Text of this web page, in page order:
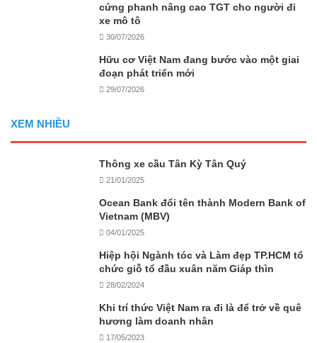
cứng phanh nâng cao TGT cho người đi
xe mô tô
30/07/2026
Hữu cơ Việt Nam đang bước vào một giai
đoạn phát triển mới
29/07/2026
XEM NHIỀU
Thông xe cầu Tân Kỳ Tân Quý
21/01/2025
Ocean Bank đổi tên thành Modern Bank of
Vietnam (MBV)
04/01/2025
Hiệp hội Ngành tóc và Làm đẹp TP.HCM tổ
chức giỗ tổ đầu xuân năm Giáp thìn
28/02/2024
Khi trí thức Việt Nam ra đi là để trở về quê
hương làm doanh nhân
17/05/2023